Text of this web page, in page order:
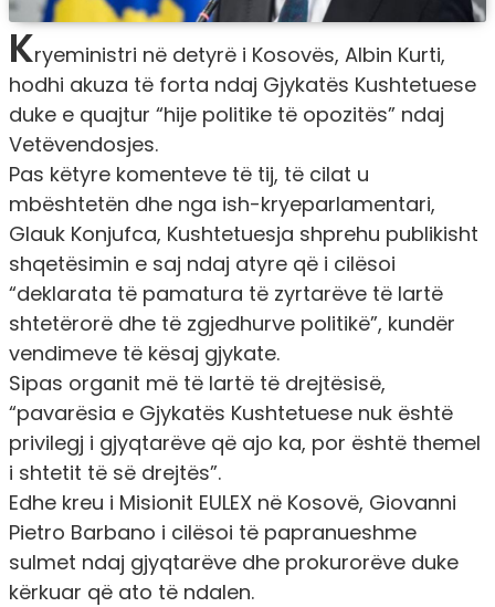
Kryeministri në detyrë i Kosovës, Albin Kurti,
hodhi akuza të forta ndaj Gjykatës Kushtetuese
duke e quajtur “hije politike të opozitës” ndaj
Vetëvendosjes.
Pas këtyre komenteve të tij, të cilat u
mbështetën dhe nga ish-kryeparlamentari,
Glauk Konjufca, Kushtetuesja shprehu publikisht
shqetësimin e saj ndaj atyre që i cilësoi
“deklarata të pamatura të zyrtarëve të lartë
shtetërorë dhe të zgjedhurve politikë”, kundër
vendimeve të kësaj gjykate.
Sipas organit më të lartë të drejtësisë,
“pavarësia e Gjykatës Kushtetuese nuk është
privilegj i gjyqtarëve që ajo ka, por është themel
i shtetit të së drejtës”.
Edhe kreu i Misionit EULEX në Kosovë, Giovanni
Pietro Barbano i cilësoi të papranueshme
sulmet ndaj gjyqtarëve dhe prokurorëve duke
kërkuar që ato të ndalen.